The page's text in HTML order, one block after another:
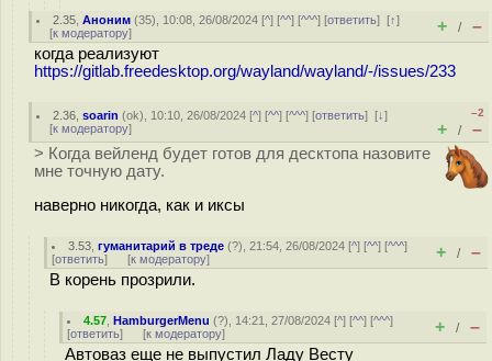
2.35 ,Аноним (35), 10:08, 26/08/2024 [^] [^^] [^^^] [ответить][↑]
[к модератору] + / –
когда реализуют
https://gitlab.freedesktop.org/wayland/wayland/-/issues/233
2.36 ,soarin (ok), 10:10, 26/08/2024 [^] [^^] [^^^] [ответить][↓]
[к модератору]
–2
+ / –
> Когда вейленд будет готов для десктопа назовите
мне точную дату.
наверно никогда, как и иксы
3.53 ,гуманитарий в треде (?), 21:54, 26/08/2024 [^] [^^] [^^^]
[ответить] [к модератору] + / –
В корень прозрили.
4.57 ,HamburgerMenu (?), 14:21, 27/08/2024 [^] [^^] [^^^]
[ответить] [к модератору] + / –
Автоваз еще не выпустил Ладу Весту